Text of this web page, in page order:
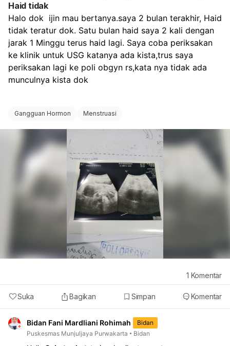
Haid tidak
Halo dok  ijin mau bertanya.saya 2 bulan terakhir, Haid
tidak teratur dok. Satu bulan haid saya 2 kali dengan
jarak 1 Minggu terus haid lagi. Saya coba periksakan
ke klinik untuk USG katanya ada kista,trus saya
periksakan lagi ke poli obgyn rs,kata nya tidak ada
munculnya kista dok
Gangguan Hormon Menstruasi
Suka Bagikan Simpan Komentar
1 Komentar
Bidan Fani Mardliani Rohimah
Bidan
Puskesmas Munjuljaya Purwakarta
Bidan